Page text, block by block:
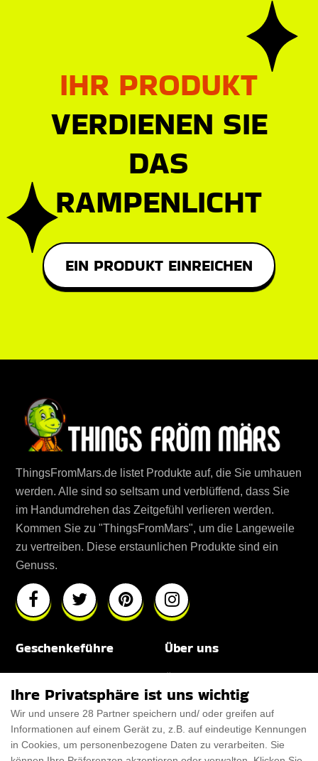
IHR PRODUKT
VERDIENEN SIE
DAS
RAMPENLICHT
EIN PRODUKT EINREICHEN
ThingsFromMars.de listet Produkte auf, die Sie umhauen
werden. Alle sind so seltsam und verblüffend, dass Sie
im Handumdrehen das Zeitgefühl verlieren werden.
Kommen Sie zu "ThingsFromMars", um die Langeweile
zu vertreiben. Diese erstaunlichen Produkte sind ein
Genuss.
Geschenkeführe
Für Haustiere
Über uns
Rabattcode
Ihre Privatsphäre ist uns wichtig
Wir und unsere 28 Partner speichern und/ oder greifen auf
Informationen auf einem Gerät zu, z.B. auf eindeutige Kennungen
in Cookies, um personenbezogene Daten zu verarbeiten. Sie